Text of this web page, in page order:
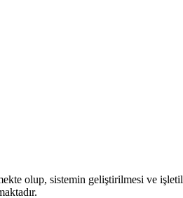
olup, sistemin geliştirilmesi ve